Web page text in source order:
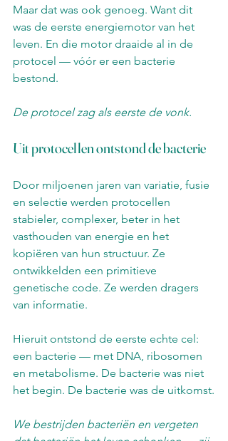
Maar dat was ook genoeg. Want dit
was de eerste energiemotor van het
leven. En die motor draaide al in de
protocel — vóór er een bacterie
bestond.
De protocel zag als eerste de vonk.
Uit protocellen ontstond de bacterie
Door miljoenen jaren van variatie, fusie
en selectie werden protocellen
stabieler, complexer, beter in het
vasthouden van energie en het
kopiëren van hun structuur. Ze
ontwikkelden een primitieve
genetische code. Ze werden dragers
van informatie.
Hieruit ontstond de eerste echte cel:
een bacterie — met DNA, ribosomen
en metabolisme. De bacterie was niet
het begin. De bacterie was de uitkomst.
We bestrijden bacteriën en vergeten